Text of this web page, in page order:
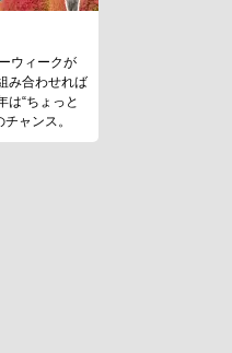
ウィークが
み合わせれば
は“ちょっと
ャンス。